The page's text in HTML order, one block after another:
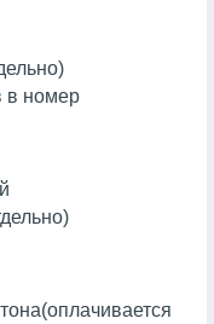
в номер
(оплачивается